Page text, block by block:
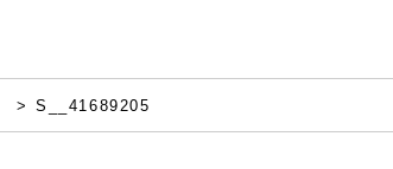
S__41689205